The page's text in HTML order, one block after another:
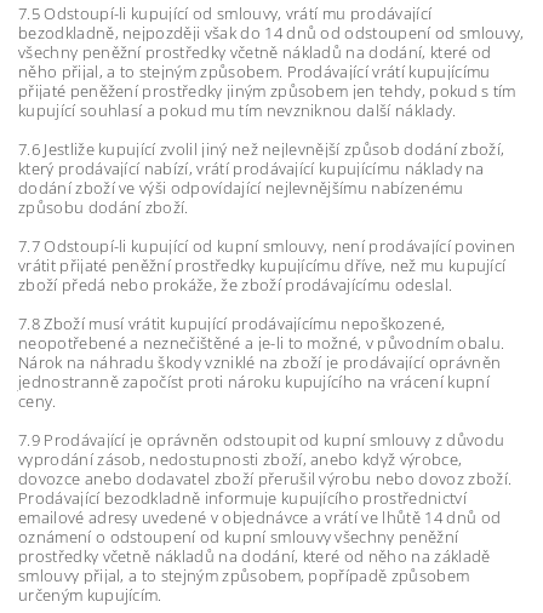
7.5 Odstoupí-li kupující od smlouvy, vrátí mu prodávající
bezodkladně, nejpozději však do 14 dnů od odstoupení od smlouvy,
všechny peněžní prostředky včetně nákladů na dodání, které od
něho přijal, a to stejným způsobem. Prodávající vrátí kupujícímu
přijaté peněžení prostředky jiným způsobem jen tehdy, pokud s tím
kupující souhlasí a pokud mu tím nevzniknou další náklady.
7.6 Jestliže kupující zvolil jiný než nejlevnější způsob dodání zboží,
který prodávající nabízí, vrátí prodávající kupujícímu náklady na
dodání zboží ve výši odpovídající nejlevnějšímu nabízenému
způsobu dodání zboží.
7.7 Odstoupí-li kupující od kupní smlouvy, není prodávající povinen
vrátit přijaté peněžní prostředky kupujícímu dříve, než mu kupující
zboží předá nebo prokáže, že zboží prodávajícímu odeslal.
7.8 Zboží musí vrátit kupující prodávajícímu nepoškozené,
neopotřebené a neznečištěné a je-li to možné, v původním obalu.
Nárok na náhradu škody vzniklé na zboží je prodávající oprávněn
jednostranně započíst proti nároku kupujícího na vrácení kupní
ceny.
7.9 Prodávající je oprávněn odstoupit od kupní smlouvy z důvodu
vyprodání zásob, nedostupnosti zboží, anebo když výrobce,
dovozce anebo dodavatel zboží přerušil výrobu nebo dovoz zboží.
Prodávající bezodkladně informuje kupujícího prostřednictví
emailové adresy uvedené v objednávce a vrátí ve lhůtě 14 dnů od
oznámení o odstoupení od kupní smlouvy všechny peněžní
prostředky včetně nákladů na dodání, které od něho na základě
smlouvy přijal, a to stejným způsobem, popřípadě způsobem
určeným kupujícím.